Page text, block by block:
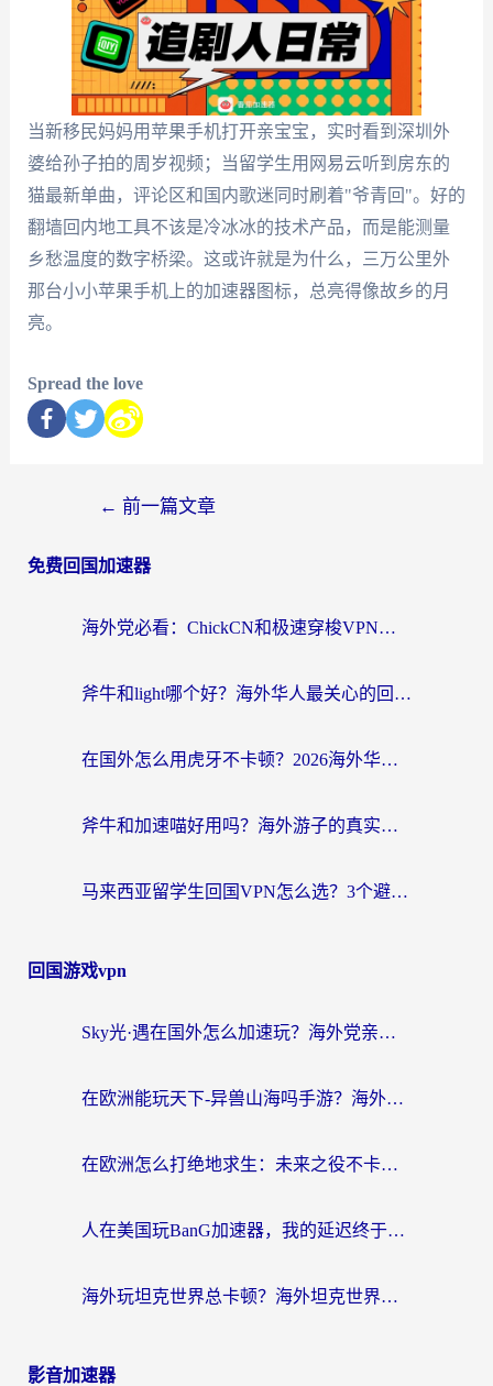
当新移民妈妈用苹果手机打开亲宝宝，实时看到深圳外
婆给孙子拍的周岁视频；当留学生用网易云听到房东的
猫最新单曲，评论区和国内歌迷同时刷着"爷青回"。好的
翻墙回内地工具不该是冷冰冰的技术产品，而是能测量
乡愁温度的数字桥梁。这或许就是为什么，三万公里外
那台小小苹果手机上的加速器图标，总亮得像故乡的月
亮。
Spread the love
← 前一篇文章
免费回国加速器
海外党必看：ChickCN和极速穿梭VPN好用吗？3招教你选对回国加速器无缝刷国内资源
斧牛和light哪个好？海外华人最关心的回国加速器选择难题，一篇讲透
在国外怎么用虎牙不卡顿？2026海外华人亲测有效的回国加速器选择指南
斧牛和加速喵好用吗？海外游子的真实选择困境
马来西亚留学生回国VPN怎么选？3个避坑点+1款实测好用的加速器推荐
回国游戏vpn
Sky光·遇在国外怎么加速玩？海外党亲测有效的国服游戏加速指南
在欧洲能玩天下-异兽山海吗手游？海外玩家的加速器生存指南
在欧洲怎么打绝地求生：未来之役不卡？留学生亲测的加速器避坑指南
人在美国玩BanG加速器，我的延迟终于绿了
海外玩坦克世界总卡顿？海外坦克世界加速器有哪些？实测好用的选择在这里
影音加速器